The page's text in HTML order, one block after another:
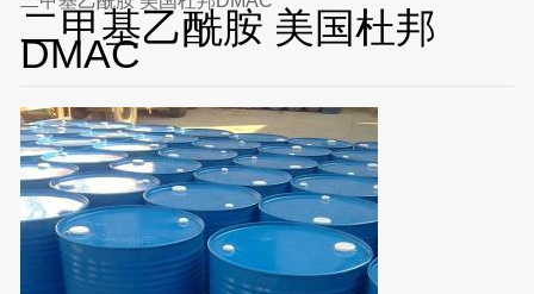
二甲基乙酰胺 美国杜邦
DMAC